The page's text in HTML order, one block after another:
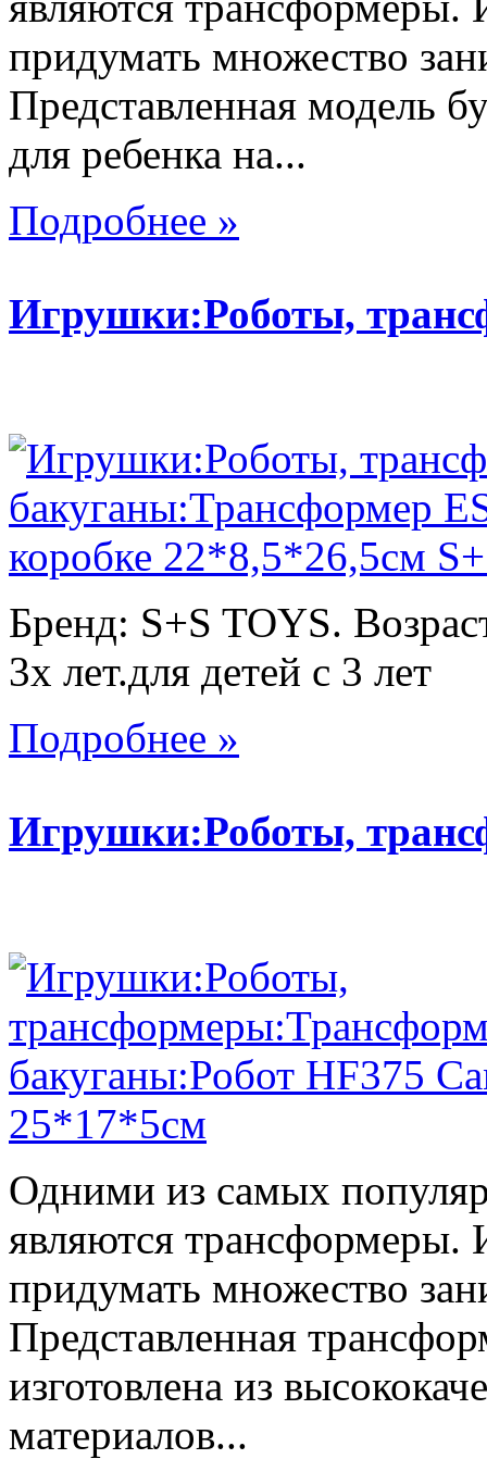
придумать множество
Представленная модель
для ребенка на...
Подробнее »
Игрушки:Роботы,
Бренд: S+S TOYS.
3х лет.для детей с 3 лет
Подробнее »
Игрушки:Роботы,
Одними из самых
являются
придумать множество
Представленная
изготовлена из
материалов...